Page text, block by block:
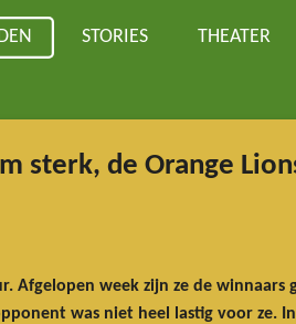
STORIES THEATER
sterk, de Orange
Afgelopen week zijn ze de winnaars
was niet heel lastig voor ze.